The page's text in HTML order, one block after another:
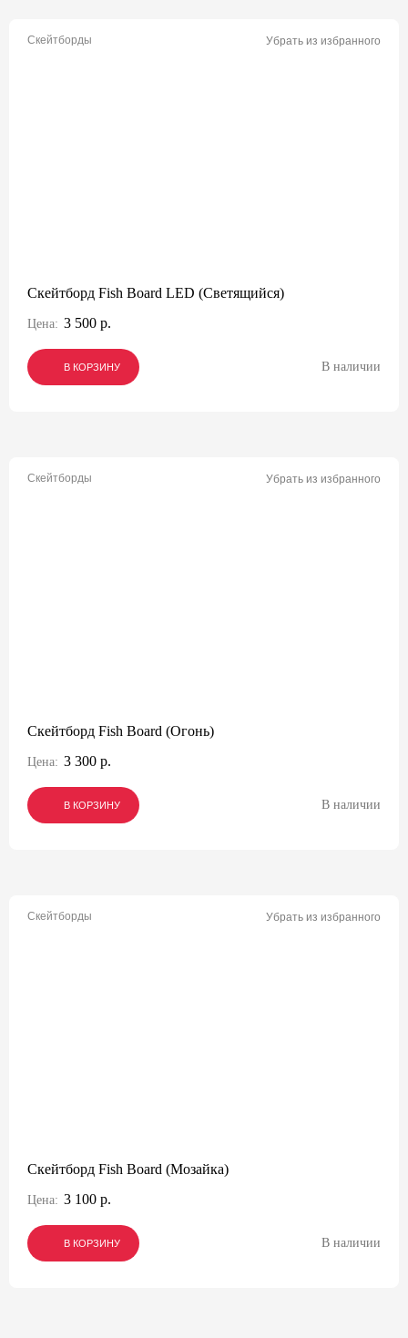
Скейтборды Убрать из избранного
Скейтборд Fish Board LED (Светящийся)
Цена: 3 500 р.
В КОРЗИНУ
В КОРЗИНУ
В КОРЗИНУ В наличии
Скейтборды Убрать из избранного
Скейтборд Fish Board (Огонь)
Цена: 3 300 р.
В КОРЗИНУ
В КОРЗИНУ
В КОРЗИНУ В наличии
Скейтборды Убрать из избранного
Скейтборд Fish Board (Мозайка)
Цена: 3 100 р.
В КОРЗИНУ
В КОРЗИНУ
В КОРЗИНУ В наличии